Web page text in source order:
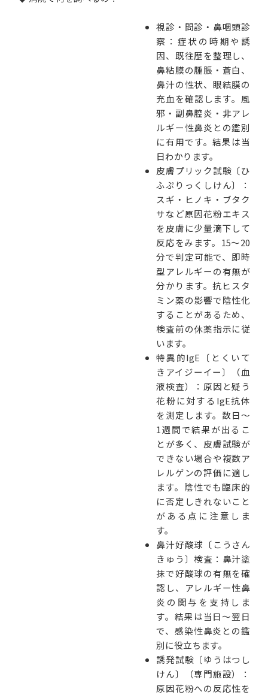
視診・問診・鼻咽頭診
察：症状の時期や誘
因、既往歴を整理し、
鼻粘膜の腫脹・蒼白、
鼻汁の性状、眼結膜の
充血を確認します。風
邪・副鼻腔炎・非アレ
ルギー性鼻炎との鑑別
に有用です。結果は当
日わかります。
皮膚プリック試験〔ひ
ふぷりっくしけん〕：
スギ・ヒノキ・ブタク
サなど原因花粉エキス
を皮膚に少量滴下して
反応をみます。15〜20
分で判定可能で、即時
型アレルギーの有無が
分かります。抗ヒスタ
ミン薬の影響で陰性化
することがあるため、
検査前の休薬指示に従
います。
特異的IgE〔とくいて
きアイジーイー〕（血
液検査）：原因と疑う
花粉に対するIgE抗体
を測定します。数日〜
1週間で結果が出るこ
とが多く、皮膚試験が
できない場合や複数ア
レルゲンの評価に適し
ます。陰性でも臨床的
に否定しきれないこと
がある点に注意しま
す。
鼻汁好酸球〔こうさん
きゅう〕検査：鼻汁塗
抹で好酸球の有無を確
認し、アレルギー性鼻
炎の関与を支持しま
す。結果は当日〜翌日
で、感染性鼻炎との鑑
別に役立ちます。
誘発試験〔ゆうはつし
けん〕（専門施設）：
原因花粉への反応性を